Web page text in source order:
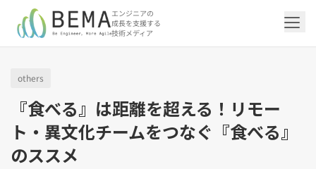
エンジニアの
成長を支援する
技術メディア
見る
「DevOps/クラウド」のタグ一覧
「AI」のタグ一覧
「バックエンド」のタグ一覧
「Flutter/モバイル」のタグ一覧
を見る
「others」のタグ一覧
others
『食べる』は距離を超える！リモー
ト・異文化チームをつなぐ『食べる』
のススメ